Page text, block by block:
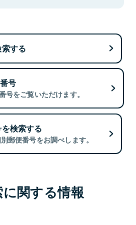
する
号
号をご覧いただけます。
検索する
郵便番号をお調べします。
関する情報